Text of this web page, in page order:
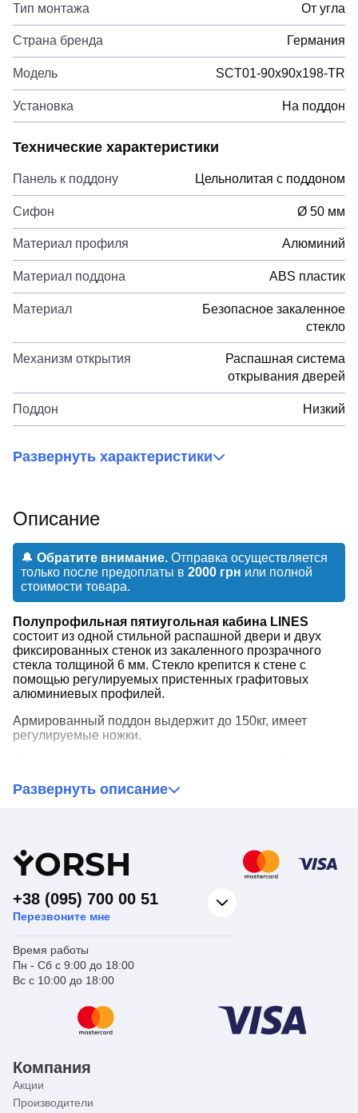
Тип монтажа От угла
Страна бренда Германия
Модель SCT01-90x90x198-TR
Установка На поддон
Технические характеристики
Панель к поддону Цельнолитая с поддоном
Сифон Ø 50 мм
Материал профиля Алюминий
Материал поддона ABS пластик
Материал
Безопасное закаленное
стекло
Механизм открытия
Распашная система
открывания дверей
Поддон Низкий
Развернуть характеристики
Описание
🔔 Обратите внимание. Отправка осуществляется
только после предоплаты в 2000 грн или полной
стоимости товара.
Полупрофильная пятиугольная кабина LINES
состоит из одной стильной распашной двери и двух
фиксированных стенок из закаленного прозрачного
стекла толщиной 6 мм. Стекло крепится к стене с
помощью регулируемых пристенных графитовых
алюминиевых профилей.
Армированный поддон выдержит до 150кг, имеет
регулируемые ножки.
выход гофры 40/50мм.
Распашные двери – на поворотных надежных завесах
из нержавеющей стали, они вращаются на 90
Пластиковая магнитная лента и огнепроницаемые
герметичность закрытия.
Развернуть описание
YORSH
+38 (095) 700 00 51
Перезвоните мне
Время работы
Пн - Сб с 9:00 до 18:00
Вс с 10:00 до 18:00
Компания
Акции
Производители